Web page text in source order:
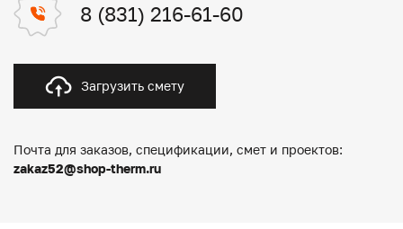
8 (831) 216-61-60
Загрузить смету
Почта для заказов, спецификации, смет и проектов:
zakaz52@shop-therm.ru